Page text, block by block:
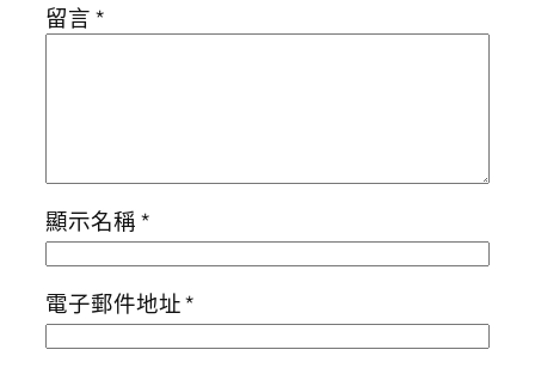
留言*
顯示名稱*
電子郵件地址*